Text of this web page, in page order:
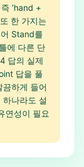
‘hand +
한 가지는
Stand를
에 다른 단
답의 실제
답을 풀
하게 들어
나라도 설
연성이 필요